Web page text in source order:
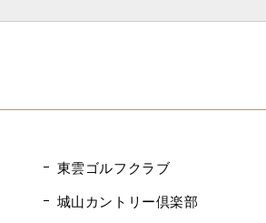
東雲ゴルフクラブ
城山カントリー倶楽部